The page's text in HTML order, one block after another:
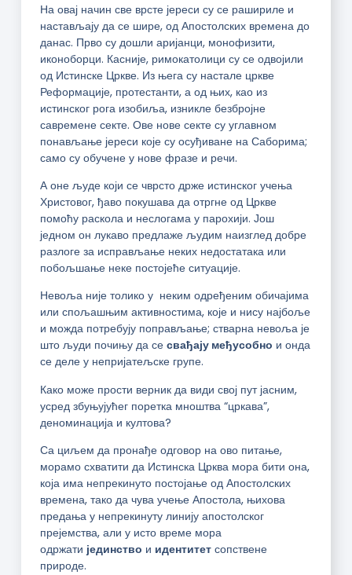
На овај начин све врсте јереси су се рашириле и
настављају да се шире, од Апостолских времена до
данас. Прво су дошли аријанци, монофизити,
иконоборци. Касније, римокатолици су се одвојили
од Истинске Цркве. Из њега су настале цркве
Реформације, протестанти, а од њих, као из
истинског рога изобиља, изникле безбројне
савремене секте. Ове нове секте су углавном
понављање јереси које су осуђиване на Саборима;
само су обучене у нове фразе и речи.
А оне људе који се чврсто држе истинског учења
Христовог, ђаво покушава да отргне од Цркве
помоћу раскола и неслогама у парохији. Још
једном он лукаво предлаже људим наизглед добре
разлоге за исправљање неких недостатака или
побољшање неке постојеће ситуације.
Невоља није толико у неким одређеним обичајима
или спољашњим активностима, које и нису најбоље
и можда потребују поправљање; стварна невоља је
што људи почињу да се свађају међусобно и онда
се деле у непријатељске групе.
Како може прости верник да види свој пут јасним,
усред збуњујућег поретка мноштва “цркава”,
деноминација и култова?
Са циљем да пронађе одговор на ово питање,
морамо схватити да Истинска Црква мора бити она,
која има непрекинуто постојање од Апостолских
времена, тако да чува учење Апостола, њихова
предања у непрекинуту линију апостолског
прејемства, али у исто време мора
одржати јединство и идентитетсопствене
природе.